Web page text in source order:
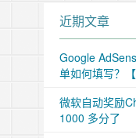
近期文章
Google
单如何填写？
微软自动奖励
1000 多分了